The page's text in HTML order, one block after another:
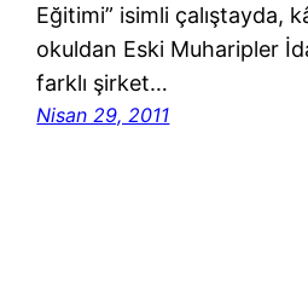
Eğitimi” isimli çalıştayda,
okuldan Eski Muharipler
farklı şirket…
Nisan 29, 2011